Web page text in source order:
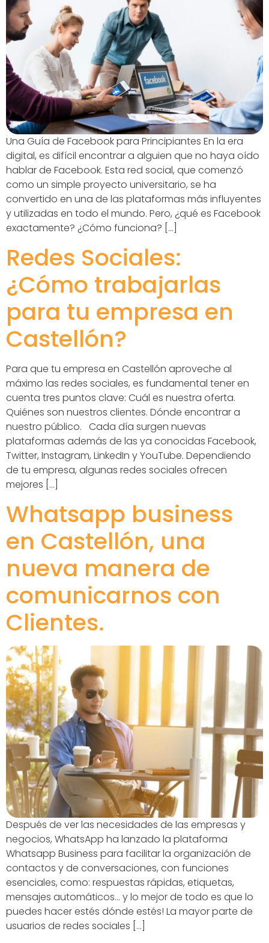
Una Guía de Facebook para Principiantes En la era
digital, es difícil encontrar a alguien que no haya oído
hablar de Facebook. Esta red social, que comenzó
como un simple proyecto universitario, se ha
convertido en una de las plataformas más influyentes
y utilizadas en todo el mundo. Pero, ¿qué es Facebook
exactamente? ¿Cómo funciona? […]
Redes Sociales:
¿Cómo trabajarlas
para tu empresa en
Castellón?
Para que tu empresa en Castellón aproveche al
máximo las redes sociales, es fundamental tener en
cuenta tres puntos clave: Cuál es nuestra oferta.
Quiénes son nuestros clientes. Dónde encontrar a
nuestro público. Cada día surgen nuevas
plataformas además de las ya conocidas Facebook,
Twitter, Instagram, LinkedIn y YouTube. Dependiendo
de tu empresa, algunas redes sociales ofrecen
mejores […]
Whatsapp business
en Castellón, una
nueva manera de
comunicarnos con
Clientes.
Después de ver las necesidades de las empresas y
negocios, WhatsApp ha lanzado la plataforma
Whatsapp Business para facilitar la organización de
contactos y de conversaciones, con funciones
esenciales, como: respuestas rápidas, etiquetas,
mensajes automáticos… y lo mejor de todo es que lo
puedes hacer estés dónde estés! La mayor parte de
usuarios de redes sociales […]